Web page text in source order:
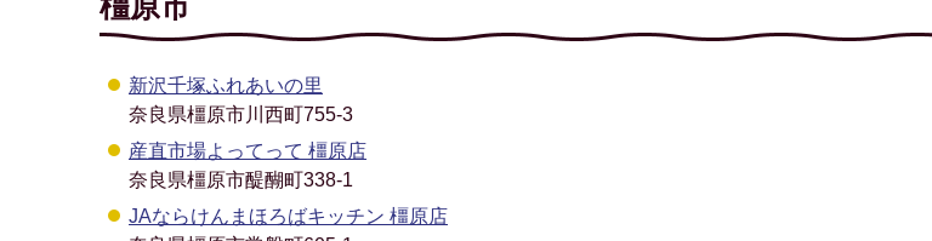
新沢千塚ふれあいの里
奈良県橿原市川西町755-3
産直市場よってって 橿原店
奈良県橿原市醍醐町338-1
JAならけんまほろばキッチン 橿原店